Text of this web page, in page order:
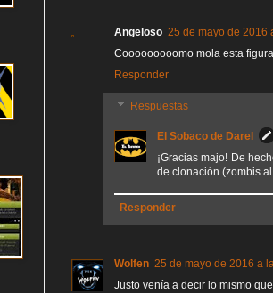
Angeloso 25 de mayo de 2016
Cooooooooomo mola esta
Responder
Respuestas
El Sobaco de Darel
¡Gracias majo! De
de clonación (zombis
Responder
Wolfen 25 de mayo de 2016 a
Justo venía a decir lo mismo